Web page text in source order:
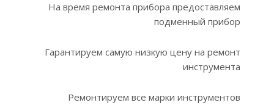
На время ремонта прибора предоставляем
подменный прибор
Гарантируем самую низкую цену на ремонт
инструмента
Ремонтируем все марки инструментов